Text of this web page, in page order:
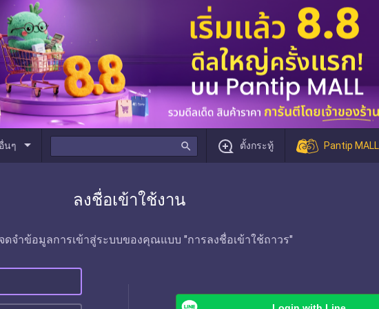
นๆ arrow_drop_down search ตั้งกระทู้ Pantip MALL
ลงชื่อเข้าใช้งาน
ดจำข้อมูลการเข้าสู่ระบบของคุณแบบ "การลงชื่อเข้าใช้ถาวร"